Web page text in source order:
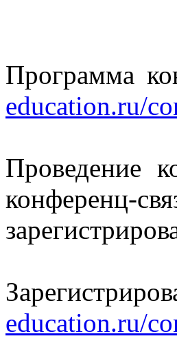
Программа
education.ru/
Проведение
конференц-
education.ru/